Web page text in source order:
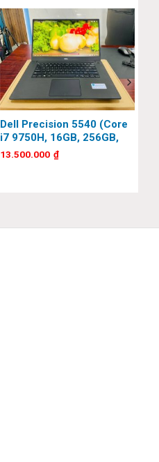
Dell Precision 5540 (Core
i7 9750H, 16GB, 256GB,
Quadro T1000, 15.6 inch,
13.500.000 ₫